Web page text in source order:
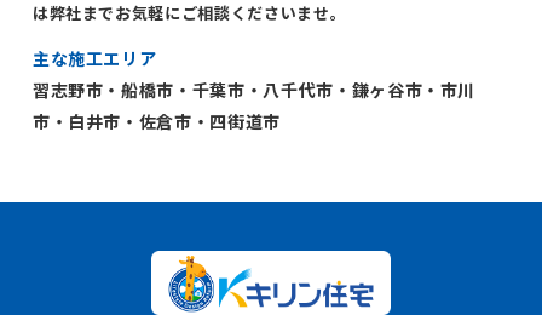
は弊社までお気軽にご相談くださいませ。
主な施工エリア
習志野市・船橋市・千葉市・八千代市・鎌ヶ谷市・市川
市・白井市・佐倉市・四街道市